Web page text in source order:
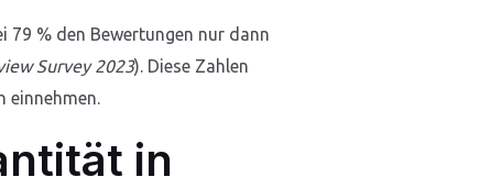
79 % den Bewertungen nur dann
Survey 2023). Diese Zahlen
einnehmen.
in